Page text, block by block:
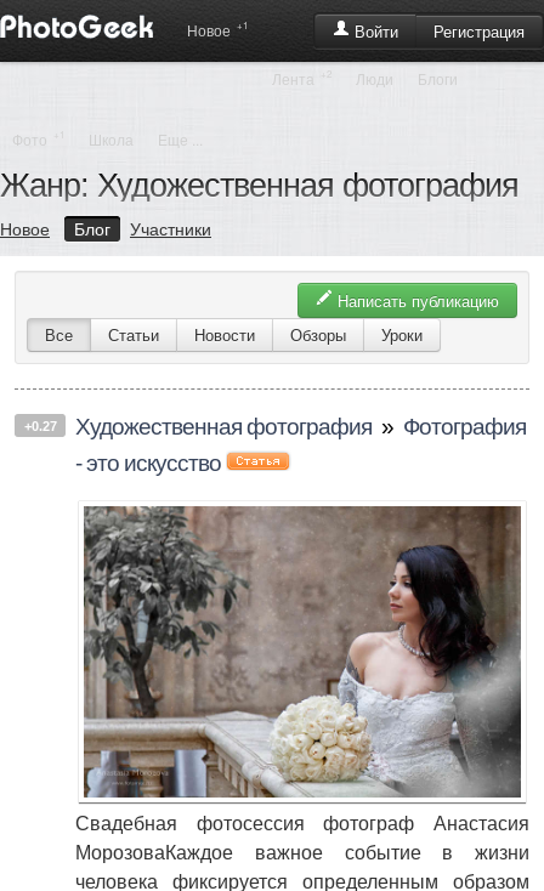
Войти Регистрация
Новое +1
Лента Люди Блоги
Фото Школа Еще ...
Жанр: Художественная фотография
Новое Блог Участники
Написать публикацию
Все
Статьи Новости Обзоры Уроки
+0.27 Художественная фотография » Фотография
- это искусство
Свадебная фотосессия фотограф Анастасия
МорозоваКаждое важное событие в жизни
человека фиксируется определенным образом